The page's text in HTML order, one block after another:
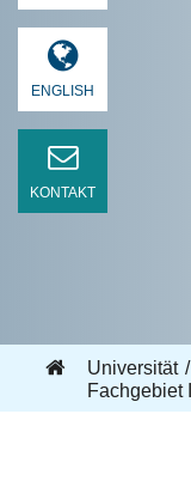
ENGLISH
KONTAKT
Universität
Fachgebiet